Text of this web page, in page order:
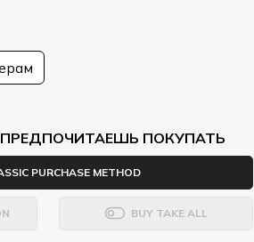
ПОКУПАТЬ
PURCHASE METHOD
BUY TAKE ALL